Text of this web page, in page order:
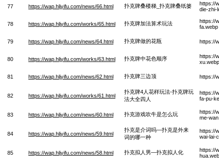
77 https://wap.hljyifu.com/news/66.html 扑克牌叠楼梯_扑克牌叠纸篓
https://
die-zhi-
78 https://wap.hljyifu.com/works/65.html 扑克牌加法算术玩法
https://
fa.webp
79 https://wap.hljyifu.com/news/64.html 扑克牌做的花瓶 https://
80 https://wap.hljyifu.com/works/63.html 扑克牌中花色顺序
https://
xu.webp
81 https://wap.hljyifu.com/news/62.html 扑克牌三边顶 https://
82 https://wap.hljyifu.com/works/61.html
扑克牌4人花样玩法-扑克牌玩
法大全四人
https://
fa-pu-
83 https://wap.hljyifu.com/news/60.html 扑克游戏吹牛是怎么玩
https://
me-
84 https://wap.hljyifu.com/news/59.html
扑克是介词吗—扑克是外来
词的哪一种
https://
wai-lai-
85 https://wap.hljyifu.com/news/58.html 扑克拟人男—扑克拟人化
https://